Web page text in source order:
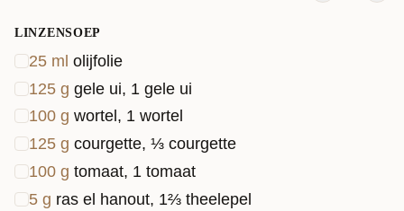
LINZENSOEP
25 ml olijfolie
125 g gele ui, 1 gele ui
100 g wortel, 1 wortel
125 g courgette, ⅓ courgette
100 g tomaat, 1 tomaat
5 g ras el hanout, 1⅔ theelepel